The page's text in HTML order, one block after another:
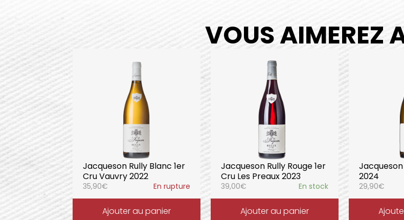
VOUS AIMEREZ
Jacqueson Rully Blanc 1er
Cru Vauvry 2022
35,90€ En rupture
Ajouter au panier
Jacqueson Rully Rouge 1er
Cru Les Preaux 2023
39,00€ En stock
Ajouter au panier
2024
29,90€